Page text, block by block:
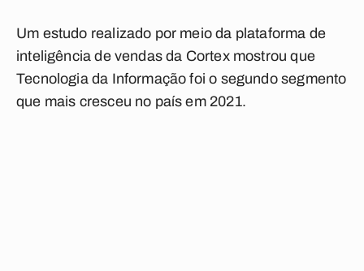
Um estudo realizado por meio da plataforma de
inteligência de vendas da Cortex mostrou que
Tecnologia da Informação foi o segundo segmento
que mais cresceu no país em 2021.